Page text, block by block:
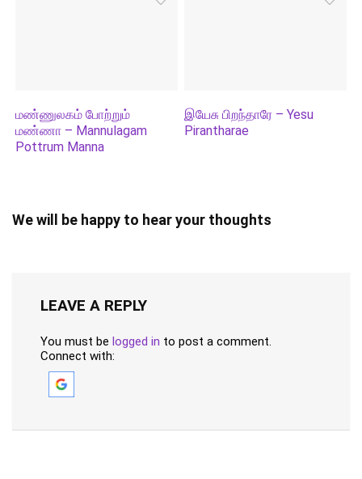
மண்ணுலகம் போற்றும்
மண்ணா – Mannulagam
Pottrum Manna
இயேசு பிறந்தாரே – Yesu
Pirantharae
We will be happy to hear your thoughts
LEAVE A REPLY
You must be logged in to post a comment.
Connect with: